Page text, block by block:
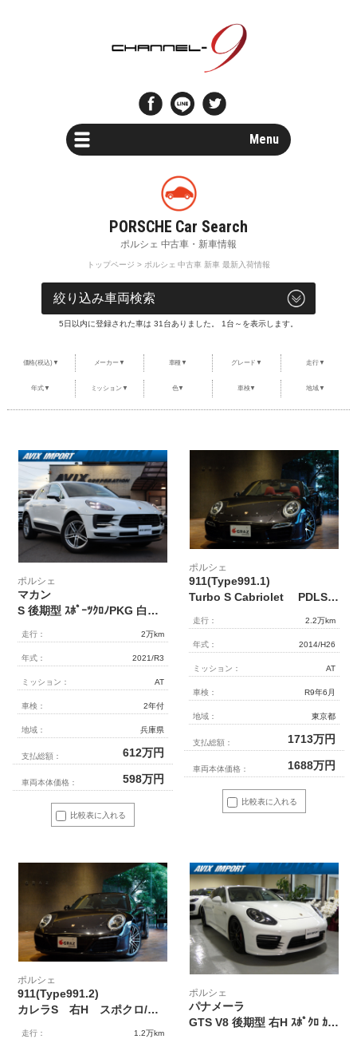
Menu
Special Shops
Maintenance
整備・メンテナンス工場
Report
トップページ > ポルシェ 中古車 新車 最新入荷情報
車両検索
5日以内に登録された車は 31台ありました。 1台～を表示します。
価格(税込)▼ メーカー▼ 車種▼ グレード▼ 走行▼
年式▼ ミッション▼ 色▼ 車検▼ 地域▼
比較表に入れる
ポルシェ
マカン
S 後期型 ｽﾎﾟｰﾂｸﾛﾉPKG 白革 ACC LEDﾍｯﾄﾞﾗｲﾄ 8WAYﾊﾟﾜｰｼｰﾄ ｼｰﾄﾋｰﾀｰ 360°カメラ PCMナビ 純正19AW 禁煙 正規D車
走行： 2万km
年式： 2021/R3
ミッション： AT
車検： 2年付
地域： 兵庫県
支払総額： 612万円
車両本体価格： 598万円
比較表に入れる
ポルシェ
911(Type991.1)
Turbo S Cabriolet PDLS+ 18way BOSE
走行： 2.2万km
年式： 2014/H26
ミッション： AT
車検： R9年6月
地域： 東京都
支払総額： 1713万円
車両本体価格： 1688万円
ポルシェ
911(Type991.2)
カレラS 右H スポクロ/スポエグ アルカンターラルーフ AppleCarPlay
走行： 1.2万km
ポルシェ
パナメーラ
GTS V8 後期型 右H ｽﾎﾟｸﾛ ｶﾞﾗｽSR ｸﾘｰﾑ革 ｼｰﾄﾋｰﾀｰ&ﾍﾞﾝﾁﾚｰﾀｰ 4ｿﾞｰﾝAC 18wayﾊﾟﾜｰｼｰﾄ ｶｰﾎﾞﾝｲﾝﾃﾘｱ 純正ﾅﾋﾞ BOSE 全周ｶﾒﾗ＆PAS ACC&LCA&LDW LEDﾍｯﾄﾞﾗｲﾄ(PDLS+付) ｴﾝﾄﾘｰD ｿﾌﾄｸﾛｰｽﾞD 赤ﾒｰﾀｰ PASMｴｱｻｽ ｽﾎﾟｴｸﾞ 赤ｷｬﾘﾊﾟｰ 純正20AW